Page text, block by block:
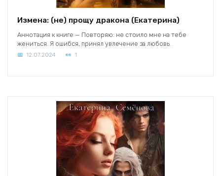
Измена: (не) прощу дракона (Екатерина)
Аннотация к книге — Повторяю: не стоило мне на тебе
жениться. Я ошибся, принял увлечение за любовь.
12.07.2024 1